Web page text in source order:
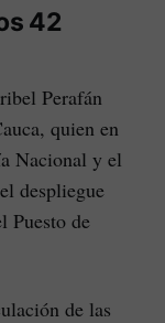
42
Perafán
quien en
Nacional y el
despliegue
Puesto de
de las